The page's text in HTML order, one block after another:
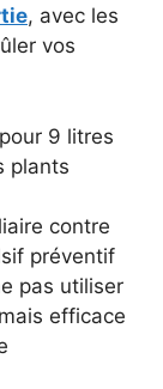
, avec les
vos
9 litres
plants
contre
préventif
pas utiliser
efficace